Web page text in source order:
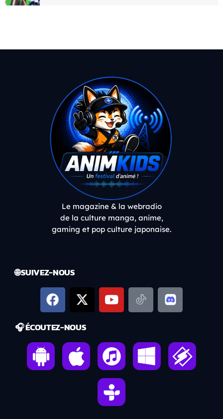
Le magazine & la webradio
de la culture manga, anime,
gaming et pop culture japonaise.
🌐 SUIVEZ-NOUS
🎧 ÉCOUTEZ-NOUS